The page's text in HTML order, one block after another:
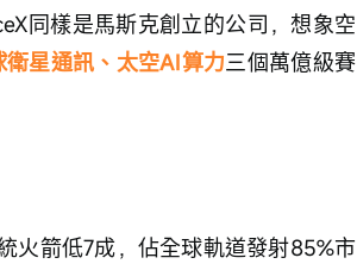
同樣是馬斯克創立的公司，想象空
星通訊、太空AI算力三個萬億級賽
火箭低7成，佔全球軌道發射85%市